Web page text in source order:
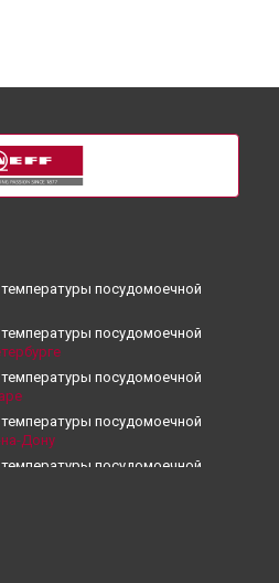
посудомоечной
посудомоечной
посудомоечной
посудомоечной
Дону
посудомоечной
посудомоечной
посудомоечной